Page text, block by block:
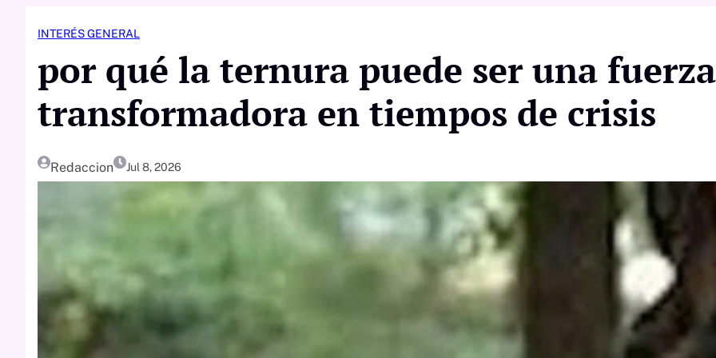
INTERÉS GENERAL
por qué la ternura puede ser una fuerza
transformadora en tiempos de crisis
Redaccion Jul 8, 2026